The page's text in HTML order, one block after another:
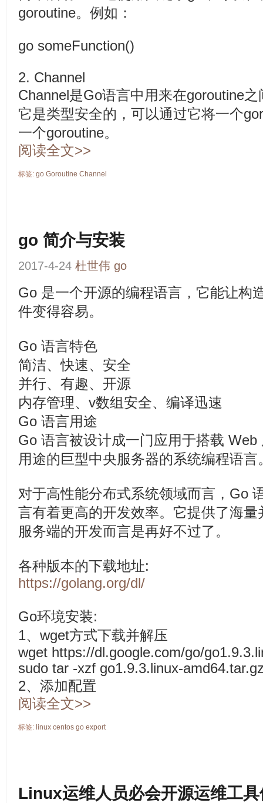
goroutine。例如：
go someFunction()
2. Channel
Channel是Go语言中用来在goroutine
它是类型安全的，可以通过它将一个
一个goroutine。
阅读全文>>
标签: go Goroutine Channel
go 简介与安装
2017-4-24 杜世伟 go
Go 是一个开源的编程语言，它能让构
件变得容易。
Go 语言特色
简洁、快速、安全
并行、有趣、开源
内存管理、v数组安全、编译迅速
Go 语言用途
Go 语言被设计成一门应用于搭载
用途的巨型中央服务器的系统编程语言
对于高性能分布式系统领域而言，Go
言有着更高的开发效率。它提供了海
服务端的开发而言是再好不过了。
各种版本的下载地址:
https://golang.org/dl/
Go环境安装:
1、wget方式下载并解压
wget https://dl.google.com/go/
sudo tar -xzf go1.9.3.linux-
2、添加配置
阅读全文>>
标签: linux centos go export
Linux运维人员必会开源运维工具